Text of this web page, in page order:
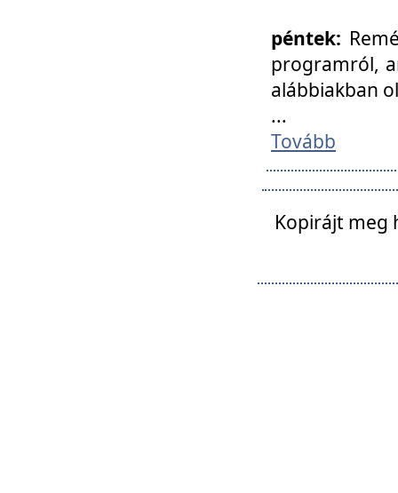
péntek:
programról,
alábbiakban
...
Tovább
Kopirájt meg